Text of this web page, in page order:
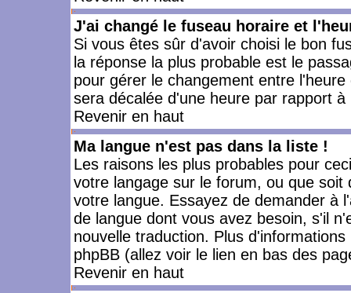
J'ai changé le fuseau horaire et
Si vous êtes sûr d'avoir choisi le bon
la réponse la plus probable est le
pour gérer le changement entre
sera décalée d'une heure par rapport à
Revenir en haut
Ma langue n'est pas dans la liste !
Les raisons les plus probables pour
votre langage sur le forum, ou que
votre langue. Essayez de demander à
de langue dont vous avez besoin, s'il
nouvelle traduction. Plus
phpBB (allez voir le lien en bas des
Revenir en haut